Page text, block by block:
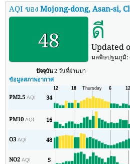
AQI ของMojong-dong, Asan-si,
48 ดี
Updated
มลพิษปฐมภูมิ:
ปัจจุบัน2 วันที่ผ่านมา
ข้อมูลสภาพอากาศ
PM2.5AQI 34
PM10AQI 16
O3AQI 48
NO2AQI 5